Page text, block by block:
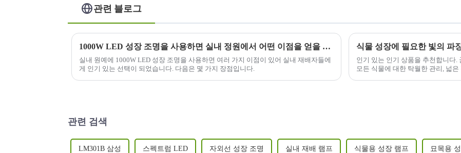
관련 블로그
1000W LED 성장 조명을 사용하면 실내 정원에서 어떤 이점을 얻을 수 있습니까?
실내 원예에 1000W LED 성장 조명을 사용하면 여러 가지 이점이 있어 실내 재배자들에
게 인기 있는 선택이 되었습니다. 다음은 몇 가지 장점입니다.
식물 성장에 필요한 빛의 파
인기 있는 인기 상품을 추천합니다.
모든 식물에 대한 탁월한 관리, 넓
관련 검색
LM301B 삼성 스펙트럼 LED 자외선 성장 조명 실내 재배 램프 식물용 성장 램프 묘목용